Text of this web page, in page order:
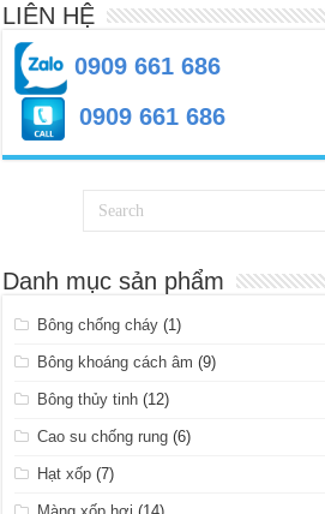
LIÊN HỆ
0909 661 686
0909 661 686
Danh mục sản phẩm
Bông chống cháy (1)
Bông khoáng cách âm (9)
Bông thủy tinh (12)
Cao su chống rung (6)
Hạt xốp (7)